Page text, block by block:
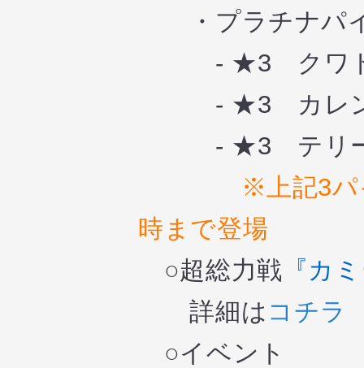
・プラチナパ
- ★3 クワ
- ★3 カレン
- ★3 テリー・
※上記3パ
時まで登場
○超総力戦 『カ
詳細は コチラ
○イベント